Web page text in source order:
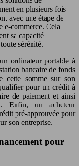
en plusieurs fois
avec une étape de
e-commerce. Cela
sa capacité
sérénité.
ordinateur portable à
bancaire de fonds
cette somme sur son
pour un crédit à
de paiement et ainsi
Enfin, un acheteur
pré-approuvée pour
son entreprise.
pour